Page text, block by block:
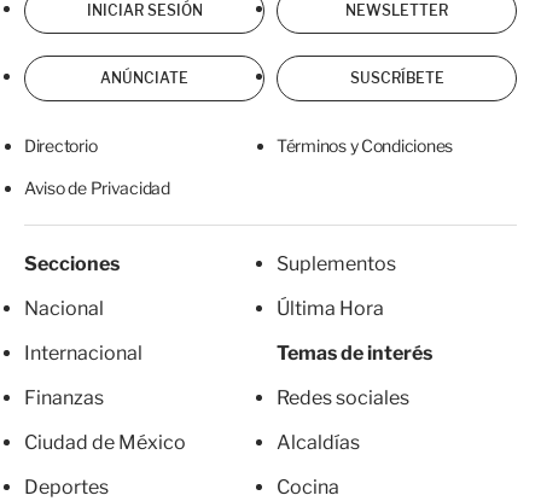
INICIAR SESIÓN NEWSLETTER
ANÚNCIATE SUSCRÍBETE
Directorio Términos y Condiciones
Aviso de Privacidad
Secciones
Nacional
Internacional
Finanzas
Ciudad de México
Deportes
Suplementos
Última Hora
Temas de interés
Redes sociales
Alcaldías
Cocina